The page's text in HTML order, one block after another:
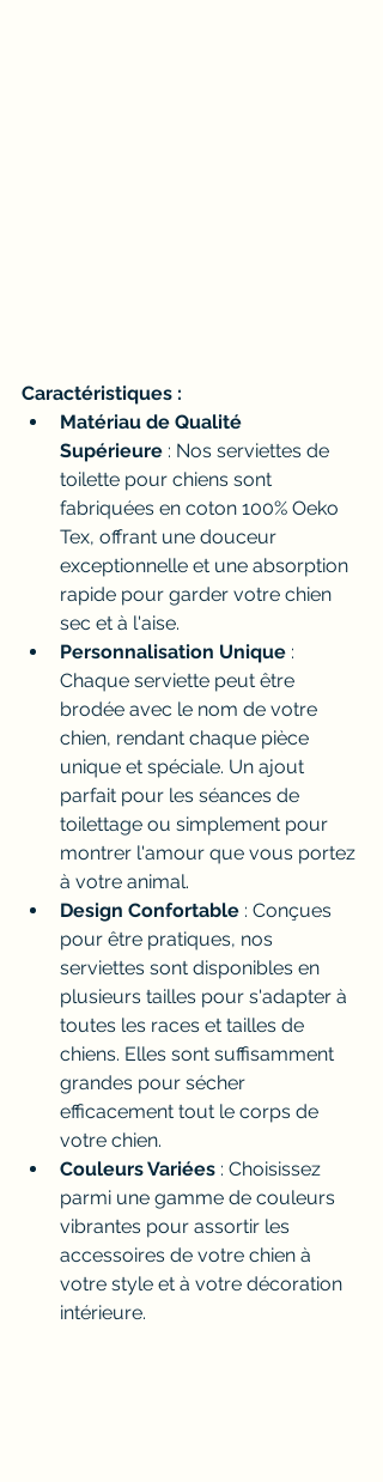
Caractéristiques :
Matériau de Qualité
Supérieure : Nos serviettes de
toilette pour chiens sont
fabriquées en coton 100% Oeko
Tex, offrant une douceur
exceptionnelle et une absorption
rapide pour garder votre chien
sec et à l'aise.
Personnalisation Unique :
Chaque serviette peut être
brodée avec le nom de votre
chien, rendant chaque pièce
unique et spéciale. Un ajout
parfait pour les séances de
toilettage ou simplement pour
montrer l'amour que vous portez
à votre animal.
Design Confortable : Conçues
pour être pratiques, nos
serviettes sont disponibles en
plusieurs tailles pour s'adapter à
toutes les races et tailles de
chiens. Elles sont suffisamment
grandes pour sécher
efficacement tout le corps de
votre chien.
Couleurs Variées : Choisissez
parmi une gamme de couleurs
vibrantes pour assortir les
accessoires de votre chien à
votre style et à votre décoration
intérieure.